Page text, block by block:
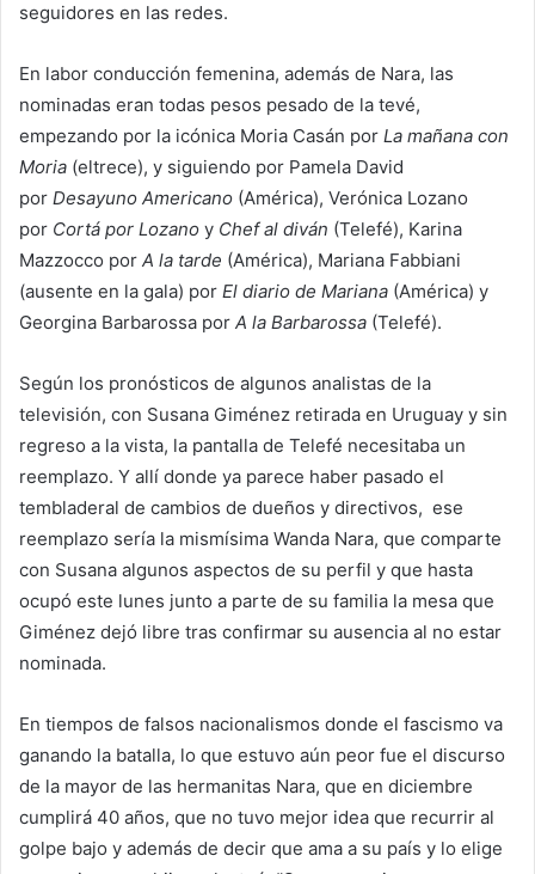
seguidores en las redes.
En labor conducción femenina, además de Nara, las
nominadas eran todas pesos pesado de la tevé,
empezando por la icónica Moria Casán por La mañana con
Moria (eltrece), y siguiendo por Pamela David
por Desayuno Americano (América), Verónica Lozano
por Cortá por Lozano y Chef al diván (Telefé), Karina
Mazzocco por A la tarde (América), Mariana Fabbiani
(ausente en la gala) por El diario de Mariana (América) y
Georgina Barbarossa por A la Barbarossa (Telefé).
Según los pronósticos de algunos analistas de la
televisión, con Susana Giménez retirada en Uruguay y sin
regreso a la vista, la pantalla de Telefé necesitaba un
reemplazo. Y allí donde ya parece haber pasado el
tembladeral de cambios de dueños y directivos, ese
reemplazo sería la mismísima Wanda Nara, que comparte
con Susana algunos aspectos de su perfil y que hasta
ocupó este lunes junto a parte de su familia la mesa que
Giménez dejó libre tras confirmar su ausencia al no estar
nominada.
En tiempos de falsos nacionalismos donde el fascismo va
ganando la batalla, lo que estuvo aún peor fue el discurso
de la mayor de las hermanitas Nara, que en diciembre
cumplirá 40 años, que no tuvo mejor idea que recurrir al
golpe bajo y además de decir que ama a su país y lo elige